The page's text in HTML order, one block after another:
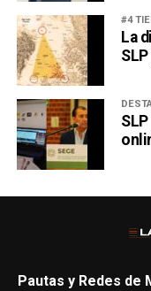
#4
La
Pautas y Redes de